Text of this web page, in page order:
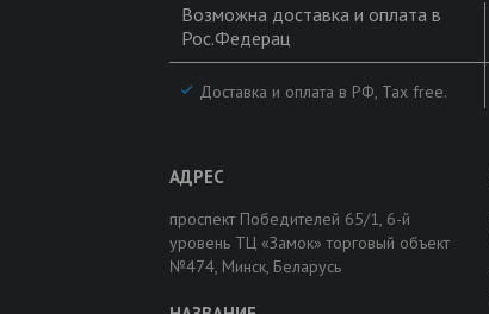
Возможна доставка и оплата в
Рос.Федерац
Доставка и оплата в РФ, Tax free.
проспект Победителей 65/1, 6-й
уровень ТЦ «Замок» торговый объект
№474, Минск, Беларусь